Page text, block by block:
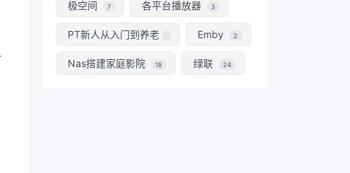
极空间 7 各平台播放器 3
PT新人从入门到养老 Emby 2
Nas搭建家庭影院 18 绿联 24